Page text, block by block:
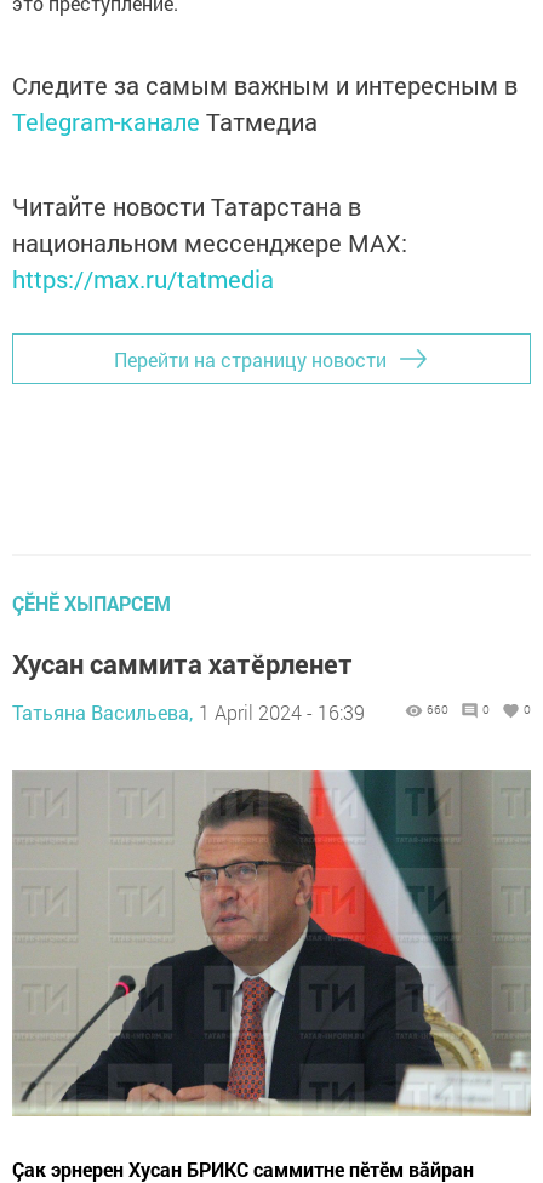
Следите за самым важным и интересным в
Telegram-канале Татмедиа
Читайте новости Татарстана в
национальном мессенджере MАХ:
https://max.ru/tatmedia
Перейти на страницу новости
ÇӖНӖ ХЫПАРСЕМ
Хусан саммита хатӗрленет
Татьяна Васильева, 1 April 2024 - 16:39 660 0 0
Çак эрнерен Хусан БРИКС саммитне пӗтӗм вăйран